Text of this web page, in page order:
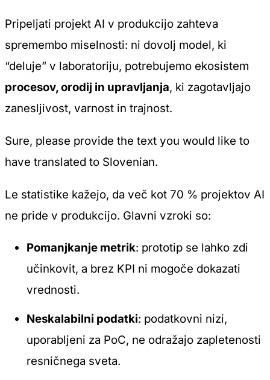
Pripeljati projekt AI v produkcijo zahteva
spremembo miselnosti: ni dovolj model, ki
“deluje” v laboratoriju, potrebujemo ekosistem
procesov, orodij in upravljanja, ki zagotavljajo
zanesljivost, varnost in trajnost.
Sure, please provide the text you would like to
have translated to Slovenian.
Le statistike kažejo, da več kot 70 % projektov AI
ne pride v produkcijo. Glavni vzroki so:
Pomanjkanje metrik: prototip se lahko zdi
učinkovit, a brez KPI ni mogoče dokazati
vrednosti.
Neskalabilni podatki: podatkovni nizi,
uporabljeni za PoC, ne odražajo zapletenosti
resničnega sveta.